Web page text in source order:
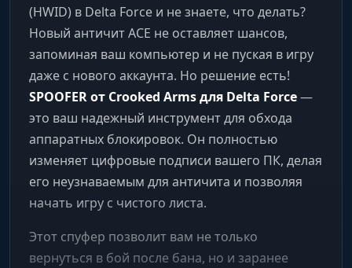
(HWID) в Delta Force и не знаете, что делать?
Новый античит ACE не оставляет шансов,
запоминая ваш компьютер и не пуская в игру
даже с нового аккаунта. Но решение есть!
SPOOFER от Crooked Arms для Delta Force—
это ваш надежный инструмент для обхода
аппаратных блокировок. Он полностью
изменяет цифровые подписи вашего ПК, делая
его неузнаваемым для античита и позволяя
начать игру с чистого листа.
Этот спуфер позволит вам не только
вернуться в бой после бана, но и заранее